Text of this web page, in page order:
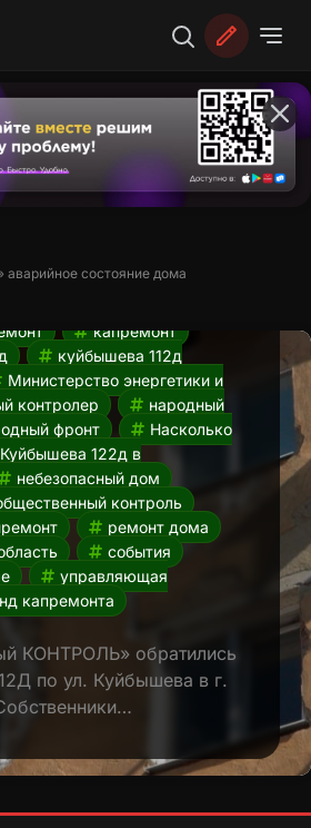
аварийное состояние дома
дома.
жить на
дома
гуляет
капремонт
куйбышева 112д
Министерство энергетики и
контролер
народный
фронт
Насколько
122д в
небезопасный дом
контроль
ремонт дома
события
управляющая
капремонта
КОНТРОЛЬ» обратились
по ул. Куйбышева в г.